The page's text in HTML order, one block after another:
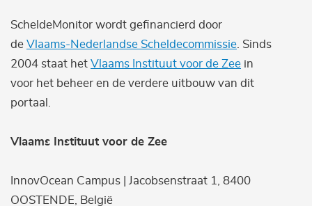
ScheldeMonitor wordt gefinancierd door
de Vlaams-Nederlandse Scheldecommissie. Sinds
2004 staat het Vlaams Instituut voor de Zee in
voor het beheer en de verdere uitbouw van dit
portaal.
Vlaams Instituut voor de Zee
InnovOcean Campus | Jacobsenstraat 1, 8400
OOSTENDE, België